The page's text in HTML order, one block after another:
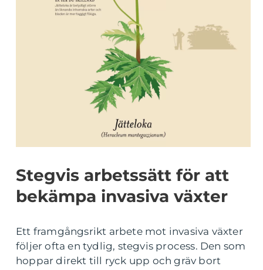
Stegvis arbetssätt för att
bekämpa invasiva växter
Ett framgångsrikt arbete mot invasiva växter
följer ofta en tydlig, stegvis process. Den som
hoppar direkt till ryck upp och gräv bort